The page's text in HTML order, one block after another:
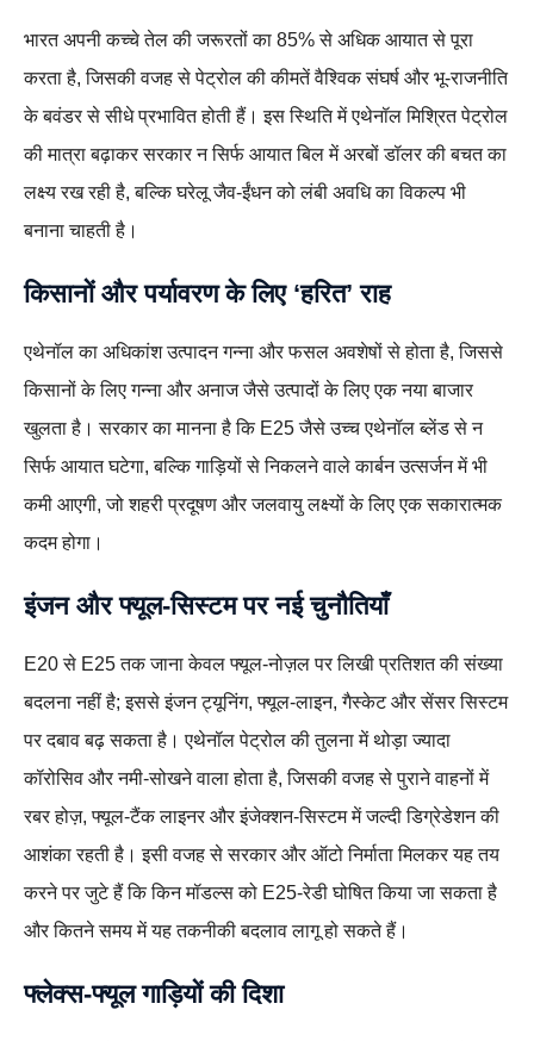
भारत अपनी कच्चे तेल की जरूरतों का 85% से अधिक आयात से पूरा
करता है, जिसकी वजह से पेट्रोल की कीमतें वैश्विक संघर्ष और भू‑राजनीति
के बवंडर से सीधे प्रभावित होती हैं। इस स्थिति में एथेनॉल मिश्रित पेट्रोल
की मात्रा बढ़ाकर सरकार न सिर्फ आयात बिल में अरबों डॉलर की बचत का
लक्ष्य रख रही है, बल्कि घरेलू जैव‑ईंधन को लंबी अवधि का विकल्प भी
बनाना चाहती है।
किसानों और पर्यावरण के लिए ‘हरित’ राह
एथेनॉल का अधिकांश उत्पादन गन्ना और फसल अवशेषों से होता है, जिससे
किसानों के लिए गन्ना और अनाज जैसे उत्पादों के लिए एक नया बाजार
खुलता है। सरकार का मानना है कि E25 जैसे उच्च एथेनॉल ब्लेंड से न
सिर्फ आयात घटेगा, बल्कि गाड़ियों से निकलने वाले कार्बन उत्सर्जन में भी
कमी आएगी, जो शहरी प्रदूषण और जलवायु लक्ष्यों के लिए एक सकारात्मक
कदम होगा।
इंजन और फ्यूल‑सिस्टम पर नई चुनौतियाँ
E20 से E25 तक जाना केवल फ्यूल‑नोज़ल पर लिखी प्रतिशत की संख्या
बदलना नहीं है; इससे इंजन ट्यूनिंग, फ्यूल‑लाइन, गैस्केट और सेंसर सिस्टम
पर दबाव बढ़ सकता है। एथेनॉल पेट्रोल की तुलना में थोड़ा ज्यादा
कॉरोसिव और नमी‑सोखने वाला होता है, जिसकी वजह से पुराने वाहनों में
रबर होज़, फ्यूल‑टैंक लाइनर और इंजेक्शन‑सिस्टम में जल्दी डिग्रेडेशन की
आशंका रहती है। इसी वजह से सरकार और ऑटो निर्माता मिलकर यह तय
करने पर जुटे हैं कि किन मॉडल्स को E25‑रेडी घोषित किया जा सकता है
और कितने समय में यह तकनीकी बदलाव लागू हो सकते हैं।
फ्लेक्स‑फ्यूल गाड़ियों की दिशा